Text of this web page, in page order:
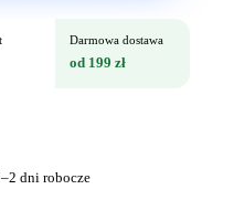
Darmowa dostawa
od 199 zł
dni robocze